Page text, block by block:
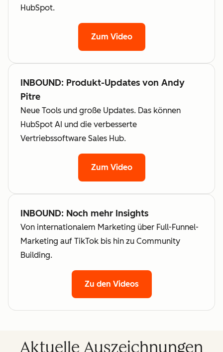
HubSpot.
Zum Video
INBOUND: Produkt-Updates von Andy
Pitre
Neue Tools und große Updates. Das können
HubSpot AI und die verbesserte
Vertriebssoftware Sales Hub.
Zum Video
INBOUND: Noch mehr Insights
Von internationalem Marketing über Full-Funnel-
Marketing auf TikTok bis hin zu Community
Building.
Zu den Videos
Aktuelle Auszeichnungen